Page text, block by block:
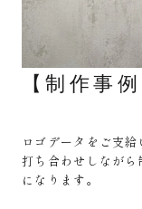
【制作事
ロゴデータをご支
打ち合わせしなが
になります。